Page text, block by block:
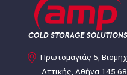
Πρωτομαγιάς 5,
Αττικής, Αθήνα 145 68